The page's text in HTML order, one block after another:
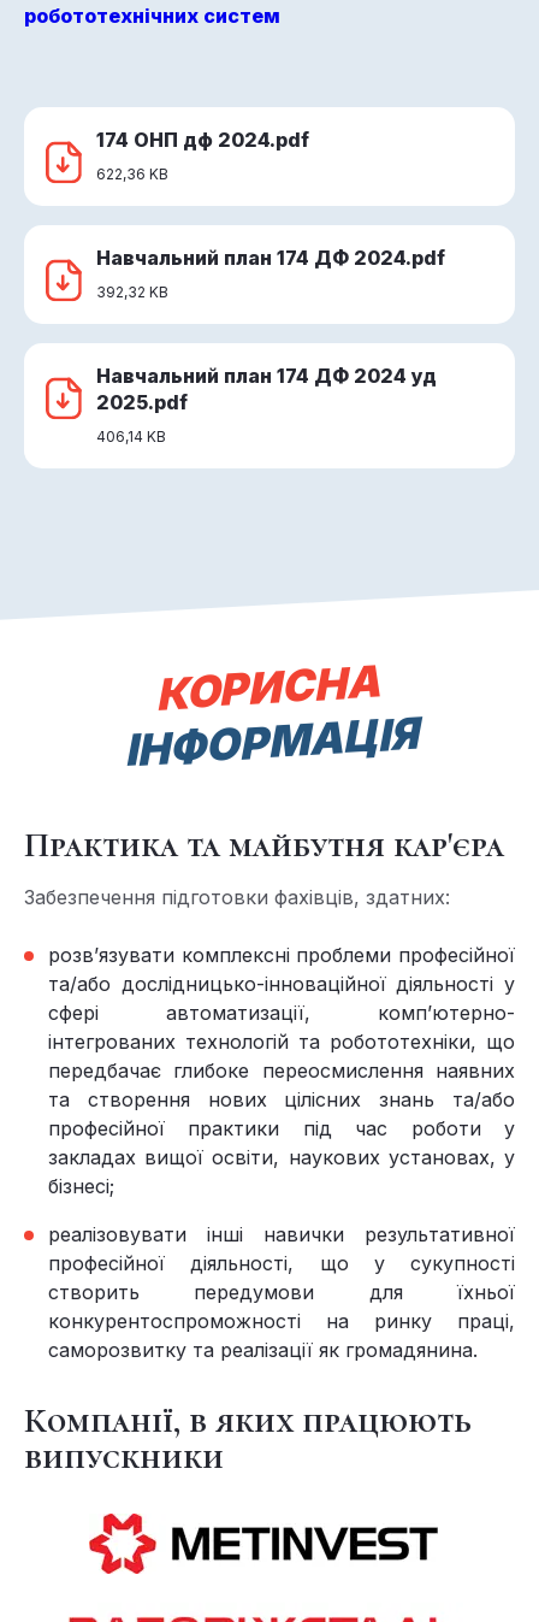
робототехнічних систем
174 ОНП дф 2024.pdf
622,36 KB
Навчальний план 174 ДФ 2024.pdf
392,32 KB
Навчальний план 174 ДФ 2024 уд
2025.pdf
406,14 KB
КОРИСНА
ІНФОРМАЦІЯ
Практика та майбутня кар'єра
Забезпечення підготовки фахівців, здатних:
розв’язувати комплексні проблеми професійної
та/або дослідницько-інноваційної діяльності у
сфері автоматизації, комп’ютерно-
інтегрованих технологій та робототехніки, що
передбачає глибоке переосмислення наявних
та створення нових цілісних знань та/або
професійної практики під час роботи у
закладах вищої освіти, наукових установах, у
бізнесі;
реалізовувати інші навички результативної
професійної діяльності, що у сукупності
створить передумови для їхньої
конкурентоспроможності на ринку праці,
саморозвитку та реалізації як громадянина.
Компанії, в яких працюють
випускники